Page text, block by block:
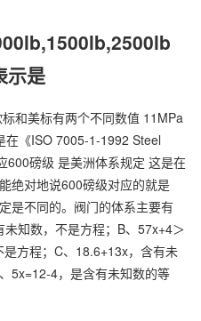
示是
和美标有两个不同数值 11MPa
在《ISO 7005-1-1992 Steel
600磅级 是美洲体系规定 这是在
绝对地说600磅级对应的就是
是不同的。阀门的体系主要有
知数，不是方程；B、57x+4＞
方程；C、18.6+13x，含有未
5x=12-4，是含有未知数的等